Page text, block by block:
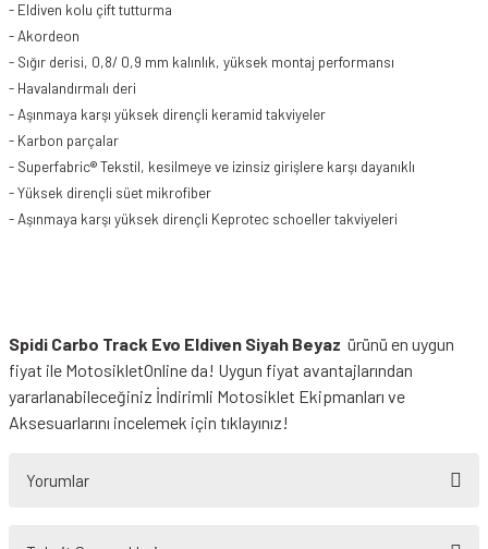
- Eldiven kolu çift tutturma
- Akordeon
- Sığır derisi, 0,8/ 0,9 mm kalınlık, yüksek montaj performansı
- Havalandırmalı deri
- Aşınmaya karşı yüksek dirençli keramid takviyeler
- Karbon parçalar
- Superfabric® Tekstil, kesilmeye ve izinsiz girişlere karşı dayanıklı
- Yüksek dirençli süet mikrofiber
- Aşınmaya karşı yüksek dirençli Keprotec schoeller takviyeleri
Spidi Carbo Track Evo Eldiven Siyah Beyaz ürünü en uygun
fiyat ile MotosikletOnline da! Uygun fiyat avantajlarından
yararlanabileceğiniz İndirimli Motosiklet Ekipmanları ve
Aksesuarlarını incelemek için tıklayınız!
Yorumlar